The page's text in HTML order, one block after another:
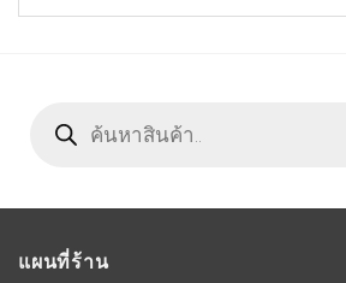
search
แผนที่ร้าน